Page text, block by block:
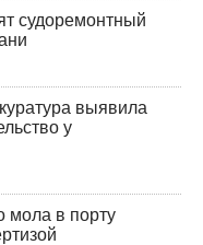
судоремонтный
выявила
у
мола в порту